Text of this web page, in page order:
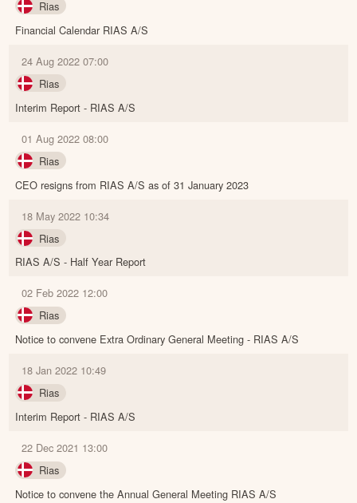
Rias
Financial Calendar RIAS A/S
24 Aug 2022 07:00
Rias
Interim Report - RIAS A/S
01 Aug 2022 08:00
Rias
CEO resigns from RIAS A/S as of 31 January 2023
18 May 2022 10:34
Rias
RIAS A/S - Half Year Report
02 Feb 2022 12:00
Rias
Notice to convene Extra Ordinary General Meeting - RIAS A/S
18 Jan 2022 10:49
Rias
Interim Report - RIAS A/S
22 Dec 2021 13:00
Rias
Notice to convene the Annual General Meeting RIAS A/S